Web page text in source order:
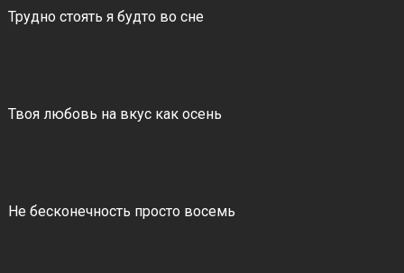
Трудно стоять я будто во сне
Твоя любовь на вкус как осень
Не бесконечность просто восемь